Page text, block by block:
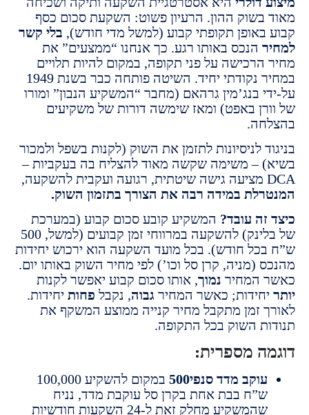
ההון. הרעיון פשוט: השקעת סכום כסף
תקופתי קבוע (למשל מדי חודש), בלי קשר
הנכס באותו רגע. כך אנחנו “ממצעים” את
על פני תקופה, במקום להיות תלויים
במחיר נקודתי יחיד. השיטה פותחה כבר בשנת 1949
בנג’מין גרהאם (מחבר “המשקיע הנבון” ומורו
באפט) ומאז שימשה דורות של משקיעים
לניסיונות לתזמן את השוק (לקנות בשפל ולמכור
– משימה שקשה מאוד להצליח בה בעקביות –
במידה רבה את הצורך בתזמון השוק.
עובד?המשקיע קובע סכום קבוע (במערכת
של בלינק) להשקעה במרווחי זמן קבועים (למשל, 500
חודש). בכל מועד השקעה הוא ירכוש יחידות
(מניה, קרן סל וכו’) לפי מחיר השוק באותו יום.
המחיר נמוך, אותו סכום קבוע יאפשר לקנות
כאשר המחיר גבוה, נקבלפחותיחידות.
זמן מתקבל מחיר קנייה ממוצע המשקף את
השוק בכל התקופה.
מספרית:
עוקב מדד סנפי500
במקום להשקיע 100,000
ש”ח בבת אחת בקרן סל עוקבת מדד, נניח
שהמשקיע מחלק זאת ל-24 השקעות חודשיות